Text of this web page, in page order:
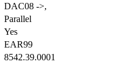
DAC08 ->,
Parallel
Yes
EAR99
8542.39.0001